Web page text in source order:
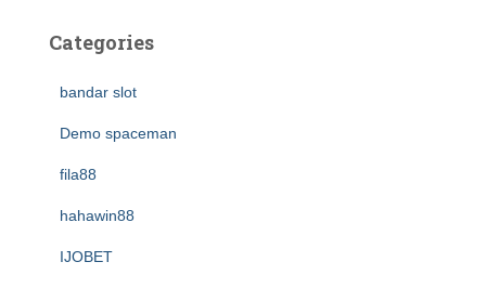
Categories
bandar slot
Demo spaceman
fila88
hahawin88
IJOBET